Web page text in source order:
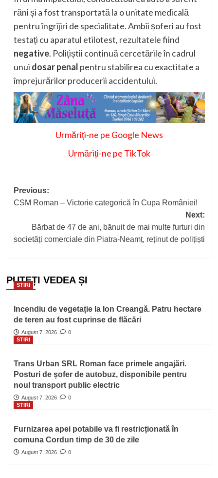
răni și a fost transportată la o unitate medicală
pentru îngrijiri de specialitate. Ambii șoferi au fost
testați cu aparatul etilotest, rezultatele fiind
negative. Polițiștii continuă cercetările în cadrul
unui dosar penal pentru stabilirea cu exactitate a
împrejurărilor producerii accidentului.
Urmăriți-ne pe Google News
Urmăriți-ne pe TikTok
Post
navigation
Previous:
CSM Roman – Victorie categorică în Cupa României!
Next:
Bărbat de 47 de ani, bănuit de mai multe furturi din
societăți comerciale din Piatra-Neamț, reținut de polițiști
PUTEȚI VEDEA ȘI
STIRI
Incendiu de vegetație la Ion Creangă. Patru hectare
de teren au fost cuprinse de flăcări
August 7, 2026
0
STIRI
Trans Urban SRL Roman face primele angajări.
Posturi de șofer de autobuz, disponibile pentru
noul transport public electric
August 7, 2026
0
STIRI
Furnizarea apei potabile va fi restricționată în
comuna Cordun timp de 30 de zile
August 7, 2026 0